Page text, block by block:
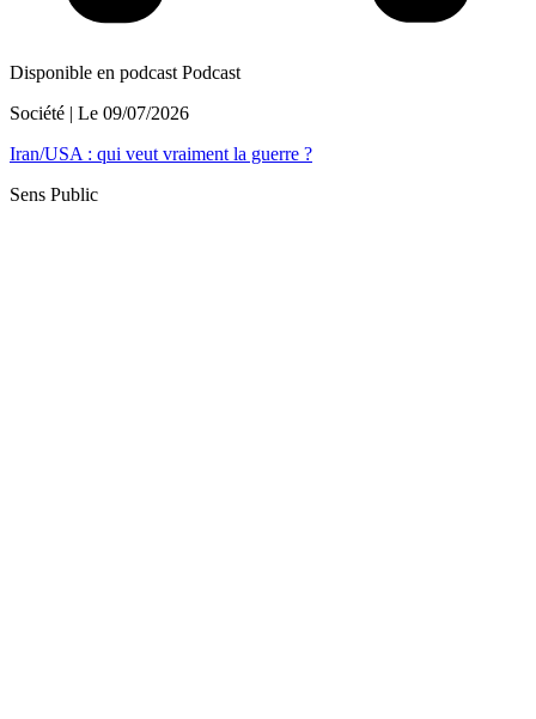
Disponible en podcast Podcast
Société | Le 09/07/2026
Iran/USA : qui veut vraiment la guerre ?
Sens Public